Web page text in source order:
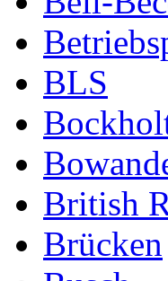
BLS
British
Brücken